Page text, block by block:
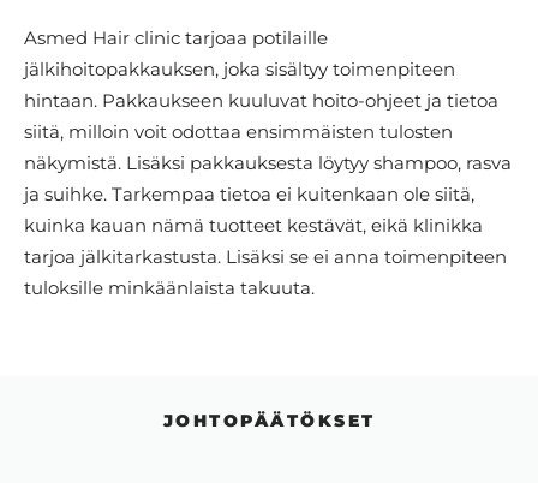
Asmed Hair clinic tarjoaa potilaille
jälkihoitopakkauksen, joka sisältyy toimenpiteen
hintaan. Pakkaukseen kuuluvat hoito-ohjeet ja tietoa
siitä, milloin voit odottaa ensimmäisten tulosten
näkymistä. Lisäksi pakkauksesta löytyy shampoo, rasva
ja suihke. Tarkempaa tietoa ei kuitenkaan ole siitä,
kuinka kauan nämä tuotteet kestävät, eikä klinikka
tarjoa jälkitarkastusta. Lisäksi se ei anna toimenpiteen
tuloksille minkäänlaista takuuta.
JOHTOPÄÄTÖKSET